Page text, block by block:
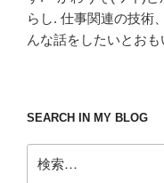
らし. 仕事関連の技術
んな話をしたいとおも
SEARCH IN MY BLOG
索: